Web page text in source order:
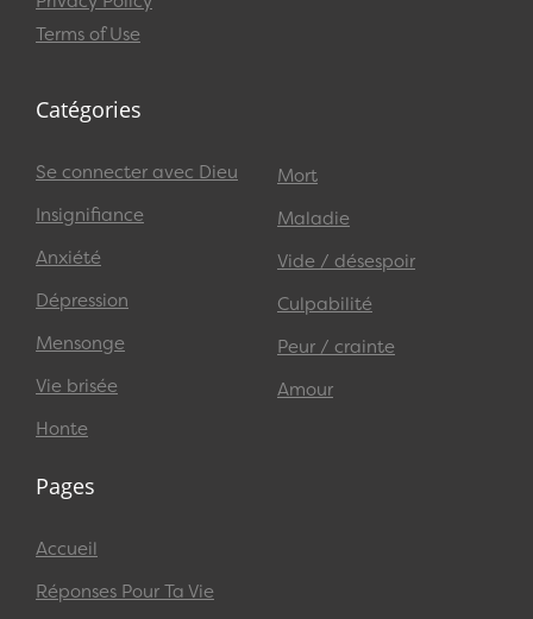
Terms of Use
Catégories
Se connecter avec Dieu
Insignifiance
Anxiété
Dépression
Mensonge
Vie brisée
Honte
Mort
Maladie
Vide / désespoir
Culpabilité
Peur / crainte
Amour
Pages
Accueil
Réponses Pour Ta Vie